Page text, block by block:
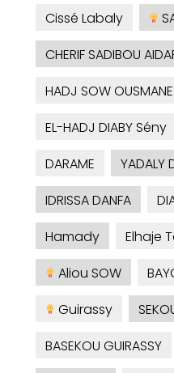
Cissé Labaly
CHERIF SADIBOU
HADJ SOW OUSMANE
EL-HADJ DIABY Sény
DARAME
YADALY
IDRISSA DANFA
Hamady
Elhaje
Aliou SOW
Guirassy
BASEKOU GUIRASSY